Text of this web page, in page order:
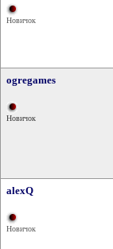
Новичок
ogregames
Новичок
alexQ
Новичок